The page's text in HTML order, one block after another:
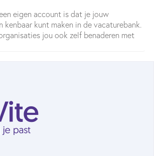
eigen account is dat je jouw
kenbaar kunt maken in de vacaturebank.
jou ook zelf benaderen met